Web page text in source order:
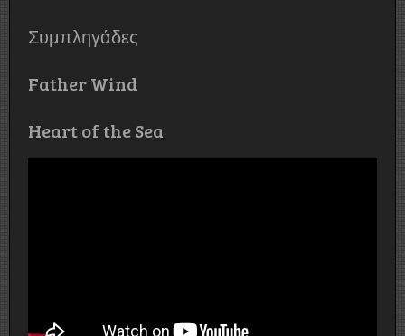
Συμπληγάδες
Father Wind
Heart of the Sea